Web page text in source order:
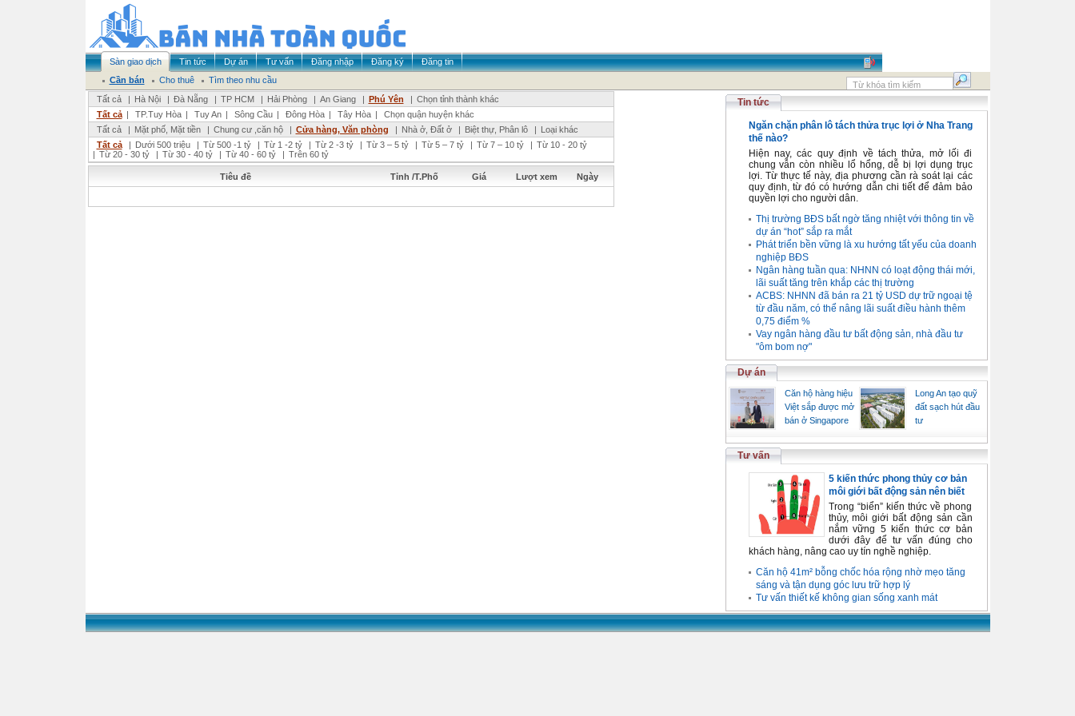
Sàn giao dịch Tin tức Dự án Tư vấn Đăng nhập Đăng ký
Đăng tin
Cần bán
Cho thuê
Tìm theo nhu cầu
Tất cả
| Hà Nội | Đà Nẵng | TP HCM | Hải Phòng | An Giang | Phú Yên | Chọn tỉnh thành khác
Tất cả | TP.Tuy Hòa | Tuy An | Sông Cầu | Đông Hòa | Tây Hòa |
Chọn quận huyện khác
Tất cả
| Mặt phố, Mặt tiền | Chung cư ,căn hộ | Cửa hàng, Văn phòng | Nhà ở, Đất ở | Biệt thự, Phân lô | Loại khác
Tất cả
| Dưới 500 triệu | Từ 500 -1 tỷ | Từ 1 -2 tỷ | Từ 2 -3 tỷ | Từ 3 – 5 tỷ | Từ 5 – 7 tỷ | Từ 7 – 10 tỷ | Từ 10 - 20 tỷ
| Từ 20 - 30 tỷ | Từ 30 - 40 tỷ | Từ 40 - 60 tỷ | Trên 60 tỷ
Tiêu đề Tỉnh /T.Phố Giá Lượt xem Ngày
Tin tức
Ngăn chặn phân lô tách thửa trục lợi ở Nha Trang
thế nào?
Hiện nay, các quy định về tách thửa, mở lối đi
chung vẫn còn nhiều lổ hổng, dễ bị lợi dụng trục
lợi. Từ thực tế này, địa phương cần rà soát lại các
quy định, từ đó có hướng dẫn chi tiết để đảm bảo
quyền lợi cho người dân.
Thị trường BĐS bất ngờ tăng nhiệt với thông tin về
dự án “hot” sắp ra mắt
Phát triển bền vững là xu hướng tất yếu của doanh
nghiệp BĐS
Ngân hàng tuần qua: NHNN có loạt động thái mới,
lãi suất tăng trên khắp các thị trường
ACBS: NHNN đã bán ra 21 tỷ USD dự trữ ngoại tệ
từ đầu năm, có thể nâng lãi suất điều hành thêm
0,75 điểm %
Vay ngân hàng đầu tư bất động sản, nhà đầu tư
"ôm bom nợ"
Dự án
Căn hộ hàng hiệu
Việt sắp được mở
bán ở Singapore
Long An tạo quỹ
đất sạch hút đầu
tư
Tư vấn
5 kiến thức phong thủy cơ bản
môi giới bất động sản nên biết
Trong “biển” kiến thức về phong
thủy, môi giới bất động sản cần
nắm vững 5 kiến thức cơ bản
dưới đây để tư vấn đúng cho
khách hàng, nâng cao uy tín nghề nghiệp.
Căn hộ 41m² bỗng chốc hóa rộng nhờ mẹo tăng
sáng và tận dụng góc lưu trữ hợp lý
Tư vấn thiết kế không gian sống xanh mát